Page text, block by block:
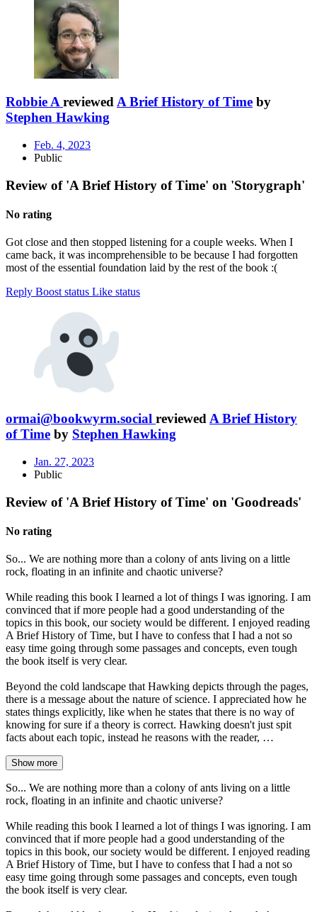
Robbie A reviewedA Brief History of Time by
Stephen Hawking
Feb. 4, 2023
Public
Review of 'A Brief History of Time' on 'Storygraph'
No rating
Got close and then stopped listening for a couple weeks. When I
came back, it was incomprehensible to be because I had forgotten
most of the essential foundation laid by the rest of the book :(
Reply Boost status Like status
ormai@bookwyrm.social reviewed A Brief History
of Time by Stephen Hawking
Jan. 27, 2023
Public
Review of 'A Brief History of Time' on 'Goodreads'
No rating
So... We are nothing more than a colony of ants living on a little
rock, floating in an infinite and chaotic universe?
While reading this book I learned a lot of things I was ignoring. I am
convinced that if more people had a good understanding of the
topics in this book, our society would be different. I enjoyed reading
A Brief History of Time, but I have to confess that I had a not so
easy time going through some passages and concepts, even tough
the book itself is very clear.
Beyond the cold landscape that Hawking depicts through the pages,
there is a message about the nature of science. I appreciated how he
states things explicitly, like when he states that there is no way of
knowing for sure if a theory is correct. Hawking doesn't just spit
facts about each topic, instead he reasons with the reader, …
Show more
So... We are nothing more than a colony of ants living on a little
rock, floating in an infinite and chaotic universe?
While reading this book I learned a lot of things I was ignoring. I am
convinced that if more people had a good understanding of the
topics in this book, our society would be different. I enjoyed reading
A Brief History of Time, but I have to confess that I had a not so
easy time going through some passages and concepts, even tough
the book itself is very clear.